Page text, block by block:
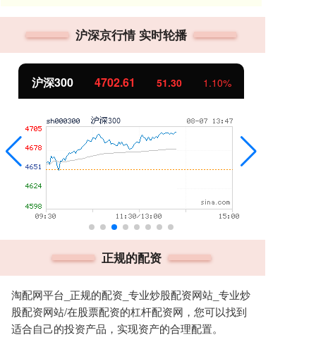
沪深京行情 实时轮播
北证50 1134.16 11.28 1.00%
正规的配资
淘配网平台_正规的配资_专业炒股配资网站_专业炒
股配资网站/在股票配资的杠杆配资网，您可以找到
适合自己的投资产品，实现资产的合理配置。